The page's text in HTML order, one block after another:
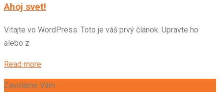
Ahoj svet!
Vitajte vo WordPress. Toto je váš prvý článok. Upravte ho
alebo z
Read more
Zavoláme Vám